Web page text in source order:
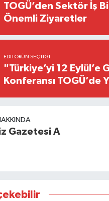
TOGÜ’den Sektör İş
Önemli Ziyaretler
EDITÖRÜN SEÇTIĞI
"Türkiye’yi 12 Eylül’e
Konferansı TOGÜ’de
Gazetesi A